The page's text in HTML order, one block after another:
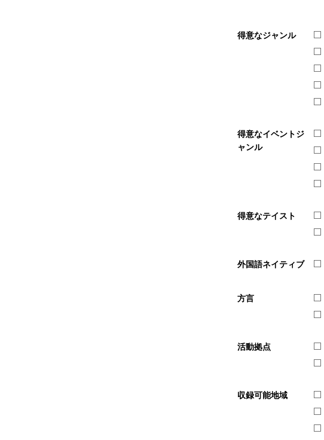
得意なジャンル
得意なイベントジ
ャンル
得意なテイスト
外国語ネイティブ
方言
活動拠点
収録可能地域